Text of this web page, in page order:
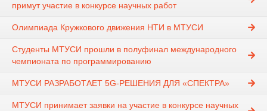
примут участие в конкурсе научных работ
Олимпиада Кружкового движения НТИ в МТУСИ
Студенты МТУСИ прошли в полуфинал международного
чемпионата по программированию
МТУСИ РАЗРАБОТАЕТ 5G-РЕШЕНИЯ ДЛЯ «СПЕКТРА»
МТУСИ принимает заявки на участие в конкурсе научных